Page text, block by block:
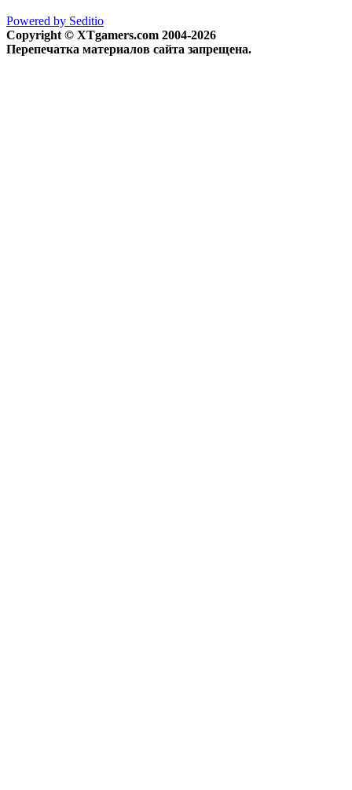
Powered by Seditio
Copyright © XTgamers.com 2004-2026
Перепечатка материалов сайта запрещена.